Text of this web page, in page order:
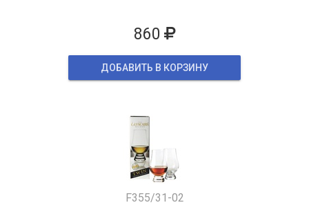
860
ДОБАВИТЬ В КОРЗИНУ
F355/31-02